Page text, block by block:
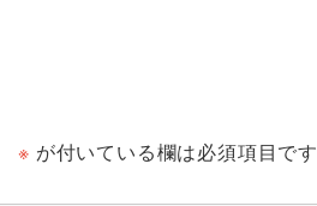
※ が付いている欄は必須項目です